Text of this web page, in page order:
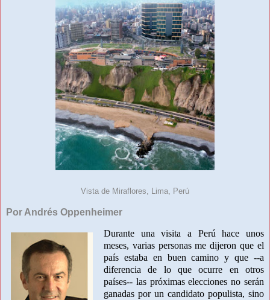
Vista de Miraflores, Lima, Perú
Por Andrés Oppenheimer
Durante una visita a Perú hace unos
meses, varias personas me dijeron que el
país estaba en buen camino y que --a
diferencia de lo que ocurre en otros
países-- las próximas elecciones no serán
ganadas por un candidato populista, sino